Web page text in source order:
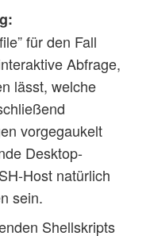
für den Fall
Abfrage,
lässt, welche
vorgegaukelt
Desktop-
Host natürlich
sein.
Shellskripts